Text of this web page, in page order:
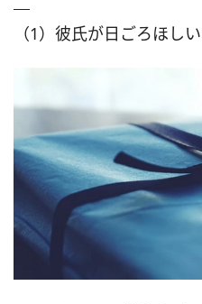
（1）彼氏が日ごろほし